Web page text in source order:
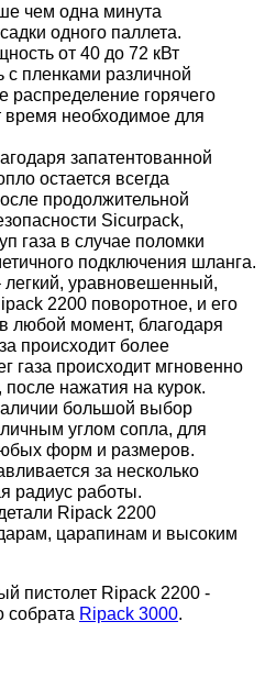
чем одна минута
одного паллета.
от 40 до 72 кВт
с пленками различной
горячего
время необходимое для
запатентованной
остается всегда
продолжительной
Sicurpack,
газа в случае поломки
подключения шланга.
легкий, уравновешенный,
2200 поворотное, и его
любой момент, благодаря
происходит более
газа происходит мгновенно
после нажатия на курок.
большой выбор
углом сопла, для
форм и размеров.
за несколько
радиус работы.
Ripack 2200
царапинам и высоким
пистолет Ripack 2200 -
собрата Ripack 3000.